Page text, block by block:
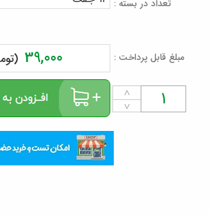
تعداد در بسته :
مبلغ قابل پرداخت : 39,000
˄
˅